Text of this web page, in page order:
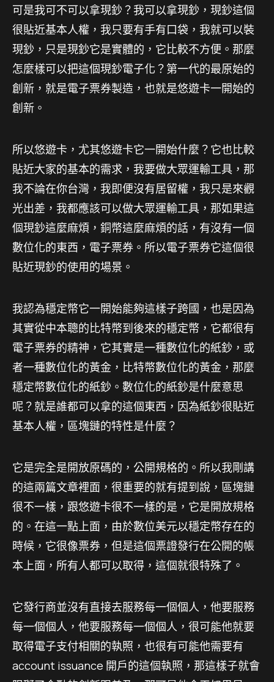
可是我可不可以拿現鈔？我可以拿現鈔，現鈔這個
很貼近基本人權，我只要有手有口袋，我就可以裝
現鈔，只是現鈔它是實體的，它比較不方便。那麼
怎麼樣可以把這個現鈔電子化？第一代的最原始的
創新，就是電子票券製造，也就是悠遊卡一開始的
創新。
所以悠遊卡，尤其悠遊卡它一開始什麼？它也比較
貼近大家的基本的需求，我要做大眾運輸工具，那
我不論在你台灣，我即便沒有居留權，我只是來觀
光出差，我都應該可以做大眾運輸工具，那如果這
個現鈔這麼麻煩，銅幣這麼麻煩的話，有沒有一個
數位化的東西，電子票券。所以電子票券它這個很
貼近現鈔的使用的場景。
我認為穩定幣它一開始能夠這樣子跨國，也是因為
其實從中本聰的比特幣到後來的穩定幣，它都很有
電子票券的精神，它其實是一種數位化的紙鈔，或
者一種數位化的黃金，比特幣數位化的黃金，那麼
穩定幣數位化的紙鈔。數位化的紙鈔是什麼意思
呢？就是誰都可以拿的這個東西，因為紙鈔很貼近
基本人權，區塊鏈的特性是什麼？
它是完全是開放原碼的，公開規格的。所以我剛講
的這兩篇文章裡面，很重要的就有提到說，區塊鏈
很不一樣，跟悠遊卡很不一樣的是，它是開放規格
的。在這一點上面，由於數位美元以穩定幣存在的
時候，它很像票券，但是這個票證發行在公開的帳
本上面，所有人都可以取得，這個就很特殊了。
它發行商並沒有直接去服務每一個個人，他要服務
每一個個人，他要服務每一個個人，很可能他就要
取得電子支付相關的執照，也很有可能他需要有
account issuance 開戶的這個執照，那這樣子就會